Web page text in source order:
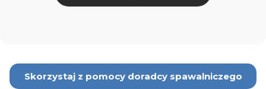
Skorzystaj z pomocy doradcy spawalniczego